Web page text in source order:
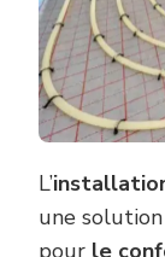
L’
une